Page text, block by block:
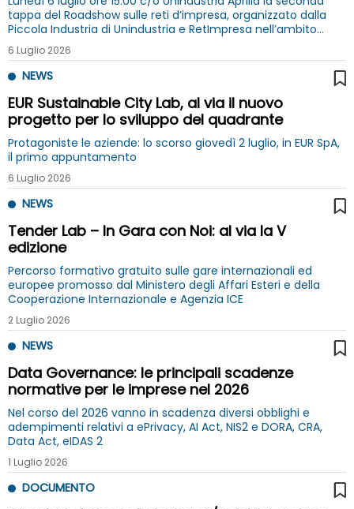
tappa del Roadshow sulle reti d’impresa, organizzato dalla
Piccola Industria di Unindustria e RetImpresa nell’ambito
ROCK 2026, il concorso nazionale per l’innovazione nelle
filiere
6 Luglio 2026
NEWS
EUR Sustainable City Lab, al via il nuovo
progetto per lo sviluppo del quadrante
Protagoniste le aziende: lo scorso giovedì 2 luglio, in EUR SpA,
il primo appuntamento
6 Luglio 2026
NEWS
Tender Lab – In Gara con Noi: al via la V
edizione
Percorso formativo gratuito sulle gare internazionali ed
europee promosso dal Ministero degli Affari Esteri e della
Cooperazione Internazionale e Agenzia ICE
2 Luglio 2026
NEWS
Data Governance: le principali scadenze
normative per le imprese nel 2026
Nel corso del 2026 vanno in scadenza diversi obblighi e
adempimenti relativi a ePrivacy, AI Act, NIS2 e DORA, CRA,
Data Act, eIDAS 2
1 Luglio 2026
DOCUMENTO